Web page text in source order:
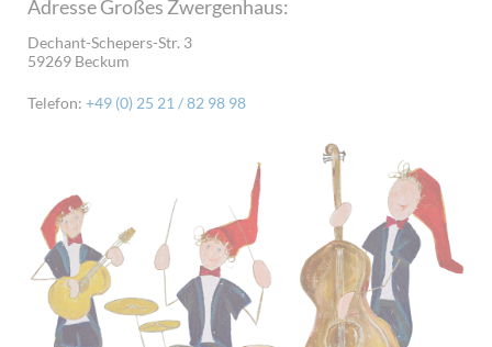
Adresse Großes Zwergenhaus:
Dechant-Schepers-Str. 3
59269 Beckum
Telefon: +49 (0) 25 21 / 82 98 98